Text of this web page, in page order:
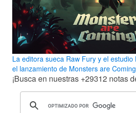
La editora sueca Raw Fury y el
el lanzamiento de Monsters are
¡Busca en nuestras +29312 notas